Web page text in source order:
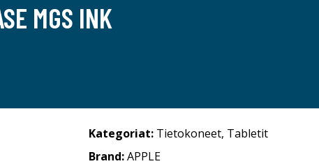
MGS INK
Kategoriat: Tietokoneet, Tabletit
Brand:APPLE